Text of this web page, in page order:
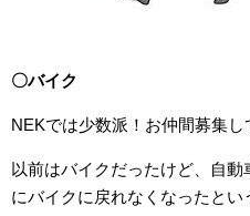
〇バイク
NEKでは少数派！お仲間募集し
以前はバイクだったけど、自
にバイクに戻れなくなったとい